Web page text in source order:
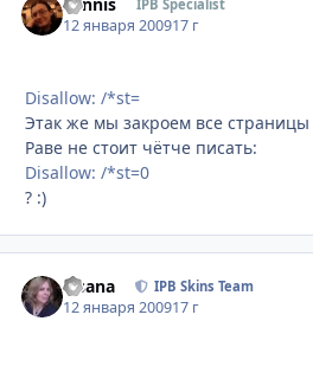
IPB Specialist
12 января 200917 г
Disallow: /*st=
Этак же мы закроем все
Раве не стоит чётче писать:
Disallow: /*st=0
? :)
Fisana IPB Skins Team
12 января 200917 г